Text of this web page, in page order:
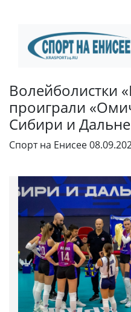
Волейболистки
проиграли
Сибири и
Спорт на Енисее